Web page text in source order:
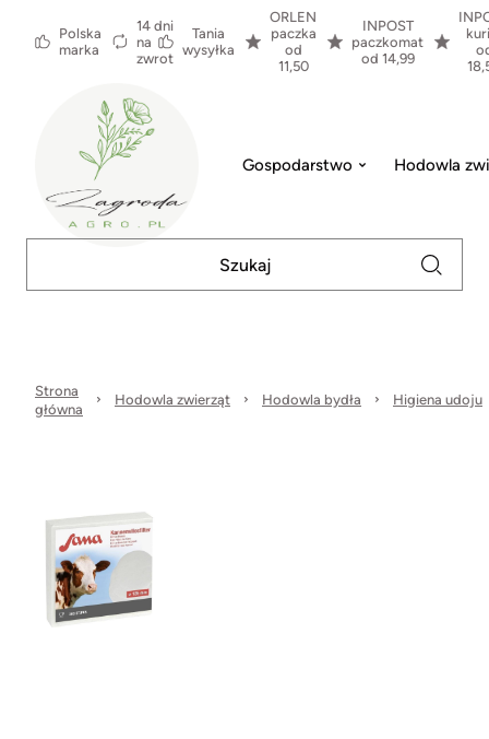
Polska
marka
14 dni
na
zwrot
Tania
wysyłka
ORLEN
paczka
od
11,50
INPOST
paczkomat
od 14,99
Gospodarstwo Hodowla
Strona
główna
Hodowla zwierząt Hodowla bydła Higiena udoju